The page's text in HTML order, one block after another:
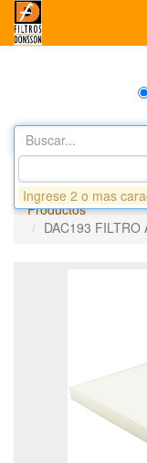
Buscar...
Productos
DAC193 FILTRO
Ingrese 2 o mas